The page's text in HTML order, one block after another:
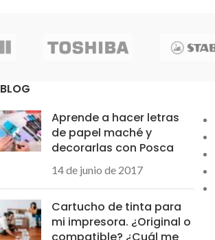
BLOG
Aprende a hacer letras
de papel maché y
decorarlas con Posca
14 de junio de 2017
Cartucho de tinta para
mi impresora. ¿Original o
compatible? ¿Cuál me